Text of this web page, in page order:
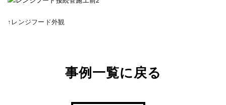
↑レンジフード外観
事例一覧に戻る